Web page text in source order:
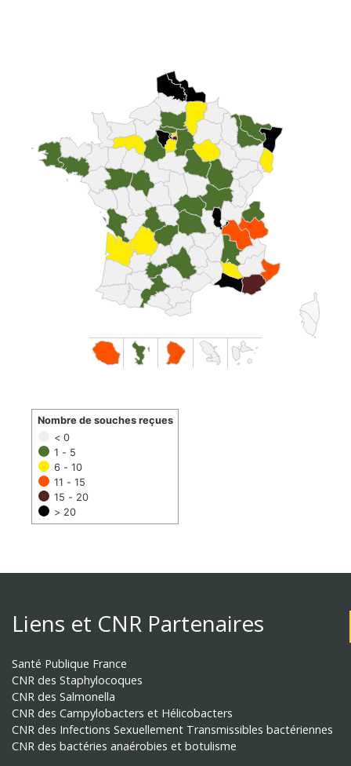
< 0
1 - 5
6 - 10
11 - 15
15 - 20
> 20
Nombre de souches reçues
Liens et CNR Partenaires
Santé Publique France
CNR des Staphylocoques
CNR des Salmonella
CNR des Campylobacters et Hélicobacters
CNR des Infections Sexuellement Transmissibles bactériennes
CNR des bactéries anaérobies et botulisme